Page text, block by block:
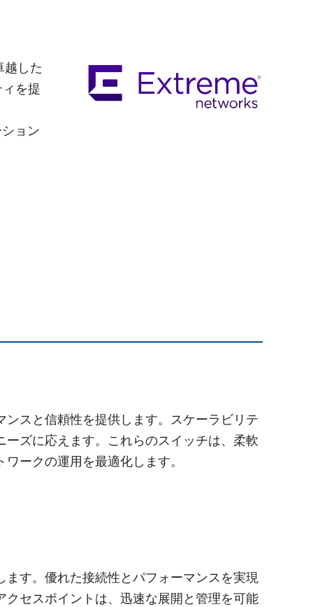
した
を提
ョン
スと信頼性を提供します。スケーラビリテ
ズに応えます。これらのスイッチは、柔軟
ークの運用を最適化します。
す。優れた接続性とパフォーマンスを実現
セスポイントは、迅速な展開と管理を可能